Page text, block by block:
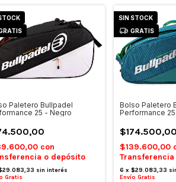
Paletero Bullpadel
25 - Negro
con
o depósito
sin interés
Gratis
SIN STOCK
GRATIS
Bolso Paletero
Performance
$174.500,00
$139.600,00
6 x $29.083,33
Envío Gratis